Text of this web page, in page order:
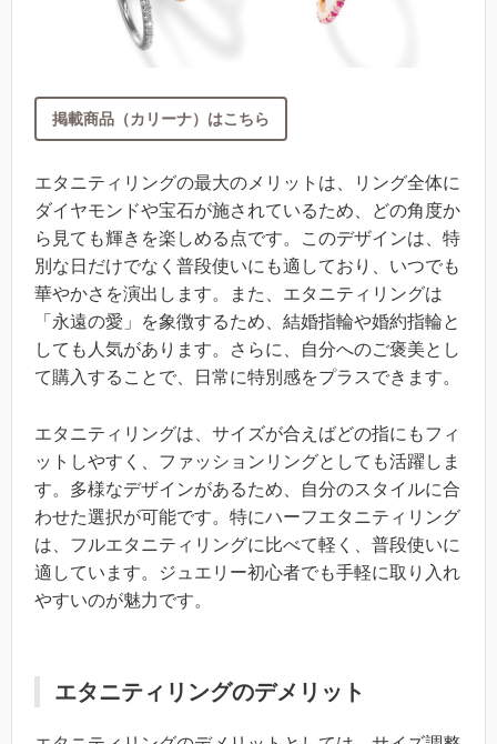
掲載商品（カリーナ）はこちら
エタニティリングの最大のメリットは、リング全体に
ダイヤモンドや宝石が施されているため、どの角度か
ら見ても輝きを楽しめる点です。このデザインは、特
別な日だけでなく普段使いにも適しており、いつでも
華やかさを演出します。また、エタニティリングは
「永遠の愛」を象徴するため、結婚指輪や婚約指輪と
しても人気があります。さらに、自分へのご褒美とし
て購入することで、日常に特別感をプラスできます。
エタニティリングは、サイズが合えばどの指にもフィ
ットしやすく、ファッションリングとしても活躍しま
す。多様なデザインがあるため、自分のスタイルに合
わせた選択が可能です。特にハーフエタニティリング
は、フルエタニティリングに比べて軽く、普段使いに
適しています。ジュエリー初心者でも手軽に取り入れ
やすいのが魅力です。
エタニティリングのデメリット